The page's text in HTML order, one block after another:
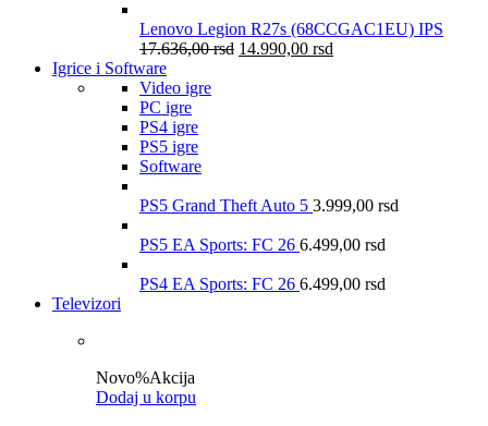
Lenovo Legion R27s (68CCGAC1EU) IPS
17.636,00rsd 14.990,00 rsd
Igrice i Software
Video igre
PC igre
PS4 igre
PS5 igre
Software
PS5 Grand Theft Auto 5 3.999,00 rsd
PS5 EA Sports: FC 26 6.499,00 rsd
PS4 EA Sports: FC 26 6.499,00 rsd
Televizori
Novo%Akcija
Dodaj u korpu